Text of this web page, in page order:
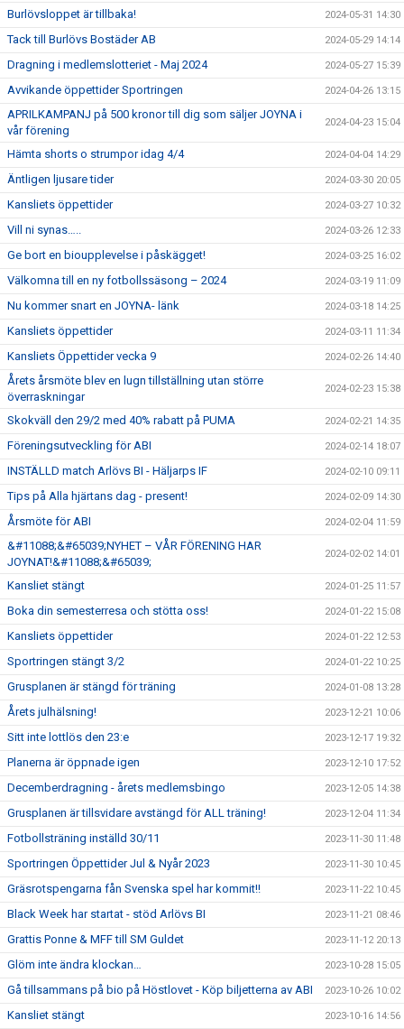
Burlövsloppet är tillbaka! 2024-05-31 14:30
Tack till Burlövs Bostäder AB 2024-05-29 14:14
Dragning i medlemslotteriet - Maj 2024 2024-05-27 15:39
Avvikande öppettider Sportringen 2024-04-26 13:15
APRILKAMPANJ på 500 kronor till dig som säljer JOYNA i
vår förening
2024-04-23 15:04
Hämta shorts o strumpor idag 4/4 2024-04-04 14:29
Äntligen ljusare tider 2024-03-30 20:05
Kansliets öppettider 2024-03-27 10:32
Vill ni synas….. 2024-03-26 12:33
Ge bort en bioupplevelse i påskägget! 2024-03-25 16:02
Välkomna till en ny fotbollssäsong – 2024 2024-03-19 11:09
Nu kommer snart en JOYNA- länk 2024-03-18 14:25
Kansliets öppettider 2024-03-11 11:34
Kansliets Öppettider vecka 9 2024-02-26 14:40
Årets årsmöte blev en lugn tillställning utan större
överraskningar
2024-02-23 15:38
Skokväll den 29/2 med 40% rabatt på PUMA 2024-02-21 14:35
Föreningsutveckling för ABI 2024-02-14 18:07
INSTÄLLD match Arlövs BI - Häljarps IF 2024-02-10 09:11
Tips på Alla hjärtans dag - present! 2024-02-09 14:30
Årsmöte för ABI 2024-02-04 11:59
&#11088;&#65039;NYHET – VÅR FÖRENING HAR
JOYNAT!&#11088;&#65039;
2024-02-02 14:01
Kansliet stängt 2024-01-25 11:57
Boka din semesterresa och stötta oss! 2024-01-22 15:08
Kansliets öppettider 2024-01-22 12:53
Sportringen stängt 3/2 2024-01-22 10:25
Grusplanen är stängd för träning 2024-01-08 13:28
Årets julhälsning! 2023-12-21 10:06
Sitt inte lottlös den 23:e 2023-12-17 19:32
Planerna är öppnade igen 2023-12-10 17:52
Decemberdragning - årets medlemsbingo 2023-12-05 14:38
Grusplanen är tillsvidare avstängd för ALL träning! 2023-12-04 11:34
Fotbollsträning inställd 30/11 2023-11-30 11:48
Sportringen Öppettider Jul & Nyår 2023 2023-11-30 10:45
Gräsrotspengarna fån Svenska spel har kommit!! 2023-11-22 10:45
Black Week har startat - stöd Arlövs BI 2023-11-21 08:46
Grattis Ponne & MFF till SM Guldet 2023-11-12 20:13
Glöm inte ändra klockan… 2023-10-28 15:05
Gå tillsammans på bio på Höstlovet - Köp biljetterna av ABI 2023-10-26 10:02
Kansliet stängt 2023-10-16 14:56